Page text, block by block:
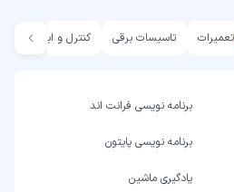
تعمیرات تاسیسات برقی کنترل و ابزار دقیق
برنامه نویسی فرانت اند
برنامه نویسی پایتون
یادگیری ماشین